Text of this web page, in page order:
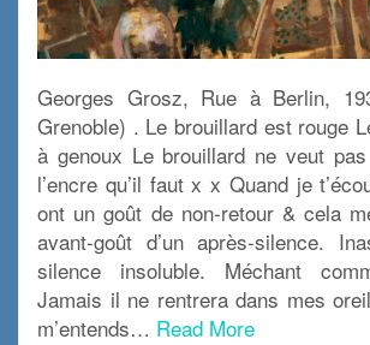
Georges Grosz, Rue à Berlin,
Grenoble) . Le brouillard est rouge
à genoux Le brouillard ne veut
l’encre qu’il faut x x Quand je
ont un goût de non-retour & cela
avant-goût d’un après-silence.
silence insoluble. Méchant
Jamais il ne rentrera dans mes
m’entends… Read More